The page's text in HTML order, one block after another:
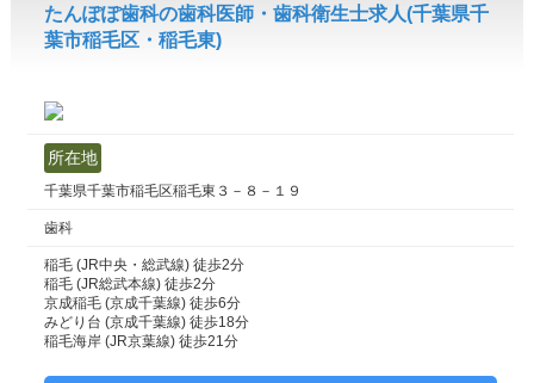
たんぽぽ歯科の歯科医師・歯科衛生士求人(千葉県千
葉市稲毛区・稲毛東)
所在地
千葉県千葉市稲毛区稲毛東３－８－１９
歯科
稲毛 (JR中央・総武線) 徒歩2分
稲毛 (JR総武本線) 徒歩2分
京成稲毛 (京成千葉線) 徒歩6分
みどり台 (京成千葉線) 徒歩18分
稲毛海岸 (JR京葉線) 徒歩21分